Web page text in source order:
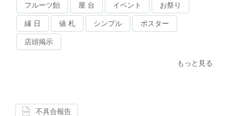
フルーツ飴 屋 台 イベント お祭り
縁 日 値 札 シンプル ポスター
店頭掲示
もっと見る
不具合報告